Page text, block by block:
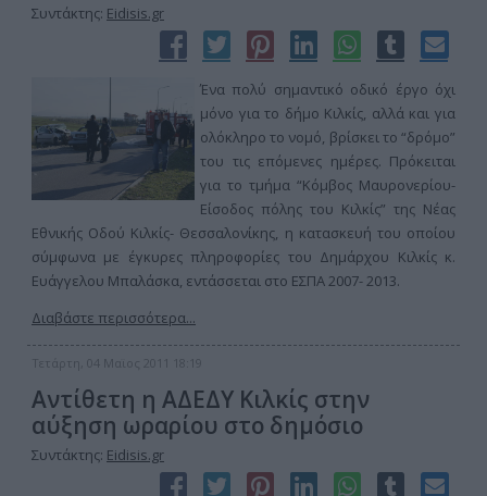
Συντάκτης: Eidisis.gr
Ένα πολύ σημαντικό οδικό έργο όχι
μόνο για το δήμο Κιλκίς, αλλά και για
ολόκληρο το νομό, βρίσκει το “δρόμο”
του τις επόμενες ημέρες. Πρόκειται
για το τμήμα “Κόμβος Μαυρονερίου-
Είσοδος πόλης του Κιλκίς” της Νέας
Εθνικής Οδού Κιλκίς- Θεσσαλονίκης, η κατασκευή του οποίου
σύμφωνα με έγκυρες πληροφορίες του Δημάρχου Κιλκίς κ.
Ευάγγελου Μπαλάσκα, εντάσσεται στο ΕΣΠΑ 2007- 2013.
Διαβάστε περισσότερα...
Τετάρτη, 04 Μαϊος 2011 18:19
Αντίθετη η ΑΔΕΔΥ Κιλκίς στην
αύξηση ωραρίου στο δημόσιο
Συντάκτης: Eidisis.gr